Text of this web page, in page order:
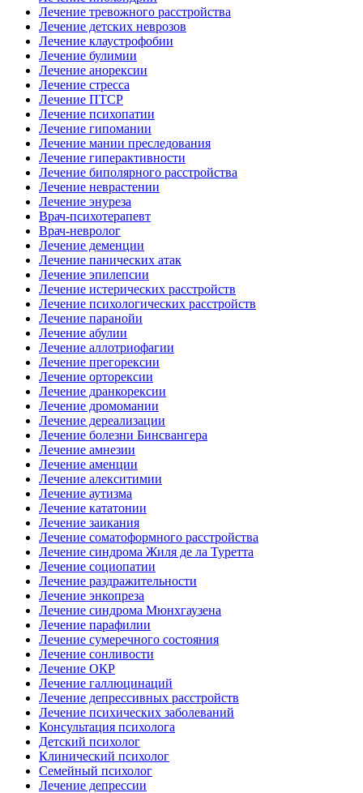
Лечение тревожного расстройства
Лечение детских неврозов
Лечение клаустрофобии
Лечение булимии
Лечение анорексии
Лечение стресса
Лечение ПТСР
Лечение психопатии
Лечение гипомании
Лечение мании преследования
Лечение гиперактивности
Лечение биполярного расстройства
Лечение неврастении
Лечение энуреза
Врач-психотерапевт
Врач-невролог
Лечение деменции
Лечение панических атак
Лечение эпилепсии
Лечение истерических расстройств
Лечение психологических расстройств
Лечение паранойи
Лечение абулии
Лечение аллотриофагии
Лечение прегорексии
Лечение орторексии
Лечение дранкорексии
Лечение дромомании
Лечение дереализации
Лечение болезни Бинсвангера
Лечение амнезии
Лечение аменции
Лечение алекситимии
Лечение аутизма
Лечение кататонии
Лечение заикания
Лечение соматоформного расстройства
Лечение синдрома Жиля де ла Туретта
Лечение социопатии
Лечение раздражительности
Лечение энкопреза
Лечение синдрома Мюнхгаузена
Лечение парафилии
Лечение сумеречного состояния
Лечение сонливости
Лечение ОКР
Лечение галлюцинаций
Лечение депрессивных расстройств
Лечение психических заболеваний
Консультация психолога
Детский психолог
Клинический психолог
Семейный психолог
Лечение депрессии